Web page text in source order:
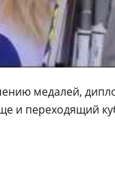
медалей,
и переходящий